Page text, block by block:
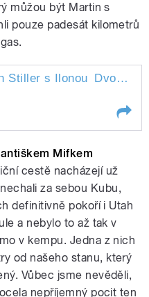
můžou být Martin s
pouze padesát kilometrů
s Ilonou
Stiller s Ilonou Dvořákovou
Mifkem
cestě nacházejí už
za sebou Kubu,
definitivně pokoří i Utah
a nebylo to až tak v
v kempu. Jedna z nich
od našeho stanu, který
Vůbec jsme nevěděli,
nepříjemný pocit ten